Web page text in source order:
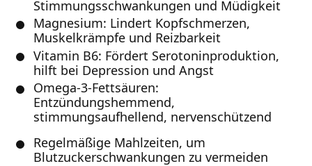
Stimmungsschwankungen und Müdigkeit
Magnesium: Lindert Kopfschmerzen,
Muskelkrämpfe und Reizbarkeit
Vitamin B6: Fördert Serotoninproduktion,
hilft bei Depression und Angst
Omega-3-Fettsäuren:
Entzündungshemmend,
stimmungsaufhellend, nervenschützend
Regelmäßige Mahlzeiten, um
Blutzuckerschwankungen zu vermeiden